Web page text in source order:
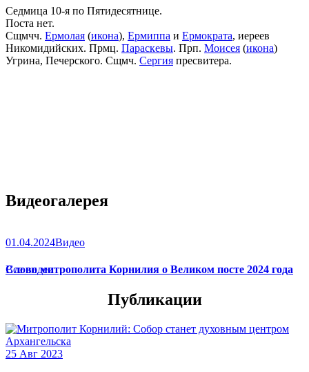
Седмица 10-я по Пятидесятнице.
Поста нет.
Сщмчч. Ермолая (икона), Ермиппа и Ермократа, иереев
Никомидийских. Прмц. Параскевы. Прп. Моисея (икона)
Угрина, Печерского. Сщмч. Сергия пресвитера.
Видеогалерея
01.04.2024Видео
Слово митрополита Корнилия о Великом посте 2024 года
Все видео
Публикации
25 Авг 2023